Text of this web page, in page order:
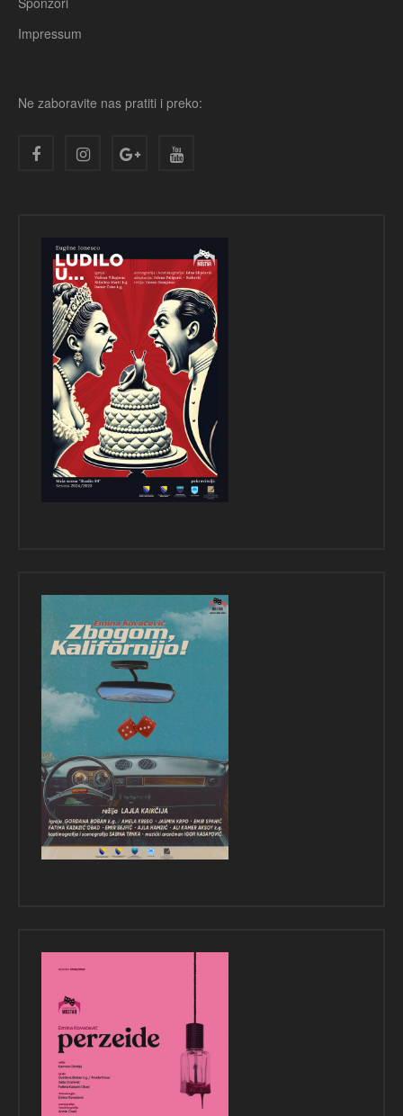
Impressum
Ne zaboravite nas pratiti i preko: